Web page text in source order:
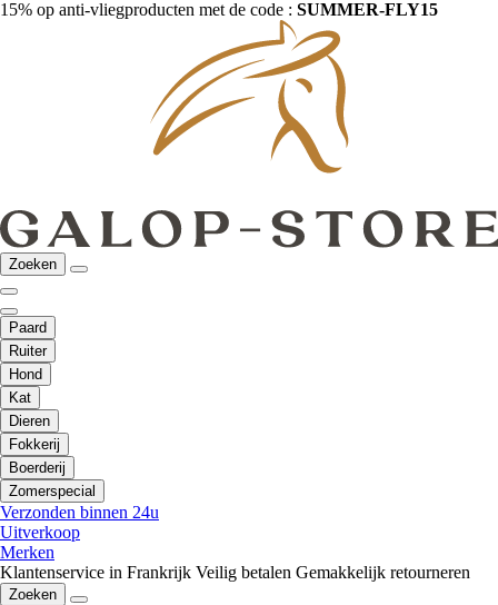
15% op anti-vliegproducten met de code : SUMMER-FLY15
Zoeken
Paard
Ruiter
Hond
Kat
Dieren
Fokkerij
Boerderij
Zomerspecial
Verzonden binnen 24u
Uitverkoop
Merken
Klantenservice in Frankrijk Veilig betalen Gemakkelijk retourneren
Zoeken